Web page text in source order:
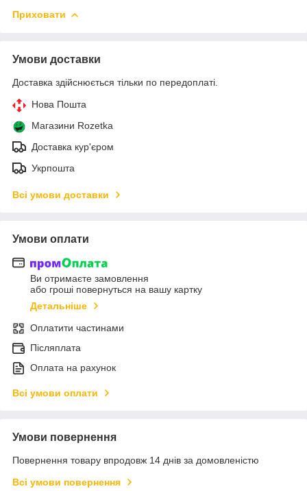
Приховати
Умови доставки
Доставка здійснюється тільки по передоплаті.
Нова Пошта
Магазини Rozetka
Доставка кур'єром
Укрпошта
Всі умови доставки
Умови оплати
Ви отримаєте замовлення
або гроші повернуться на вашу картку
Детальніше
Оплатити частинами
Післяплата
Оплата на рахунок
Всі умови оплати
Умови повернення
Повернення товару впродовж 14 днів за домовленістю
Всі умови повернення